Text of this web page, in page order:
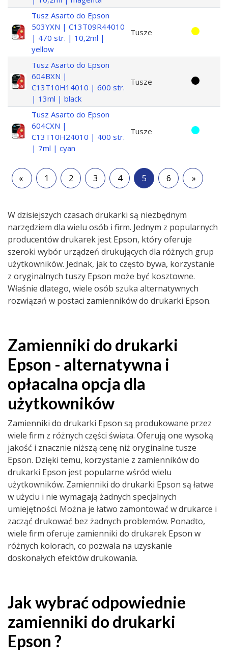
Tusz Asarto do Epson
503YXN | C13T09R44010
| 470 str. | 10,2ml |
yellow
Tusze
Tusz Asarto do Epson
604BXN |
C13T10H14010 | 600 str.
| 13ml | black
Tusze
Tusz Asarto do Epson
604CXN |
C13T10H24010 | 400 str.
| 7ml | cyan
Tusze
« 1 2 3 4 5 6 »
W dzisiejszych czasach drukarki są niezbędnym
narzędziem dla wielu osób i firm. Jednym z popularnych
producentów drukarek jest Epson, który oferuje
szeroki wybór urządzeń drukujących dla różnych grup
użytkowników. Jednak, jak to często bywa, korzystanie
z oryginalnych tuszy Epson może być kosztowne.
Właśnie dlatego, wiele osób szuka alternatywnych
rozwiązań w postaci zamienników do drukarki Epson.
Zamienniki do drukarki
Epson - alternatywna i
opłacalna opcja dla
użytkowników
Zamienniki do drukarki Epson są produkowane przez
wiele firm z różnych części świata. Oferują one wysoką
jakość i znacznie niższą cenę niż oryginalne tusze
Epson. Dzięki temu, korzystanie z zamienników do
drukarki Epson jest popularne wśród wielu
użytkowników. Zamienniki do drukarki Epson są łatwe
w użyciu i nie wymagają żadnych specjalnych
umiejętności. Można je łatwo zamontować w drukarce i
zacząć drukować bez żadnych problemów. Ponadto,
wiele firm oferuje zamienniki do drukarek Epson w
różnych kolorach, co pozwala na uzyskanie
doskonałych efektów drukowania.
Jak wybrać odpowiednie
zamienniki do drukarki
Epson ?